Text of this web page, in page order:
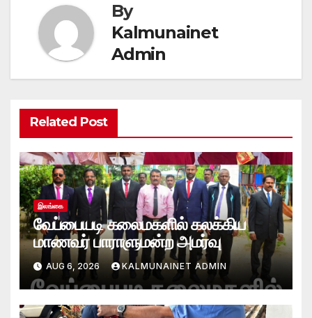
By
Kalmunainet
Admin
Related Post
இலங்கை
வேப்பையடி கலைமகளில் கலக்கிய
மாணவர் பாராளுமன்ற அமர்வு
AUG 6, 2026 KALMUNAINET ADMIN